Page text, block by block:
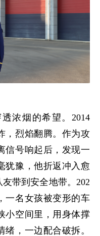
浓烟的希望。2014
，烈焰翻腾。作为攻
信号响起后，发现一
犹豫，他折返冲入愈
带到安全地带。202
一名女孩被变形的车
小空间里，用身体撑
，一边配合破拆。